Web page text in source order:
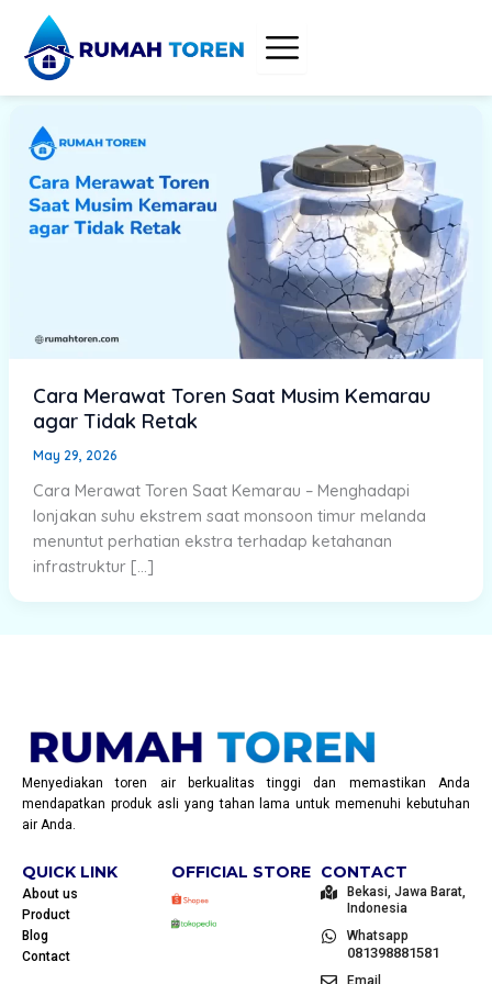
content
Cara Merawat Toren Saat Musim Kemarau
agar Tidak Retak
May 29, 2026
Cara Merawat Toren Saat Kemarau – Menghadapi
lonjakan suhu ekstrem saat monsoon timur melanda
menuntut perhatian ekstra terhadap ketahanan
infrastruktur […]
Menyediakan toren air berkualitas tinggi dan memastikan Anda
mendapatkan produk asli yang tahan lama untuk memenuhi kebutuhan
air Anda.
QUICK LINK
About us
Product
Blog
Contact
OFFICIAL STORE CONTACT
Bekasi, Jawa Barat,
Indonesia
Whatsapp
081398881581
Email